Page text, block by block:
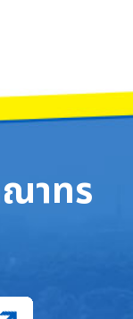
ณาทร